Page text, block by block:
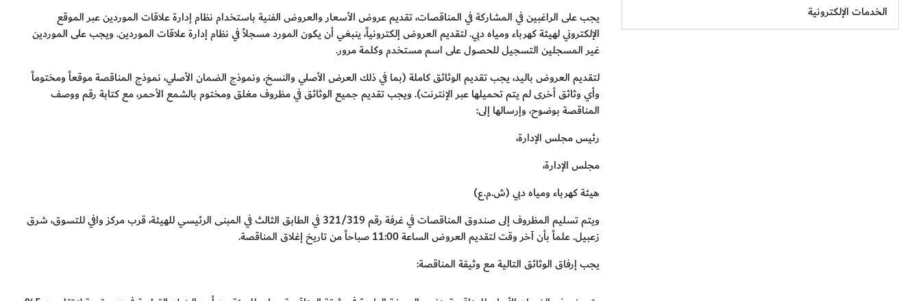
الخدمات الإلكترونية
يجب على الراغبين في المشاركة في المناقصات، تقديم عروض الأسعار والعروض الفنية باستخدام نظام إدارة علاقات الموردين عبر الموقع
الإلكتروني لهيئة كهرباء ومياه دبي. لتقديم العروض إلكترونياً، ينبغي أن يكون المورد مسجلاً في نظام إدارة علاقات الموردين. ويجب على الموردين
غير المسجلين التسجيل للحصول على اسم مستخدم وكلمة مرور.
لتقديم العروض باليد، يجب تقديم الوثائق كاملة (بما في ذلك العرض الأصلي والنسخ، ونموذج الضمان الأصلي، نموذج المناقصة موقعاً ومختوماً
وأي وثائق أخرى لم يتم تحميلها عبر الإنترنت). ويجب تقديم جميع الوثائق في مظروف مغلق ومختوم بالشمع الأحمر، مع كتابة رقم ووصف
المناقصة بوضوح، وإرسالها إلى:
رئيس مجلس الإدارة،
مجلس الإدارة،
هيئة كهرباء ومياه دبي (ش.م.ع)
ويتم تسليم المظروف إلى صندوق المناقصات في غرفة رقم 321/319 في الطابق الثالث في المبنى الرئيسي للهيئة، قرب مركز وافي للتسوق، شرق
زعبيل. علماً بأن آخر وقت لتقديم العروض الساعة 11:00 صباحاً من تاريخ إغلاق المناقصة.
يجب إرفاق الوثائق التالية مع وثيقة المناقصة: